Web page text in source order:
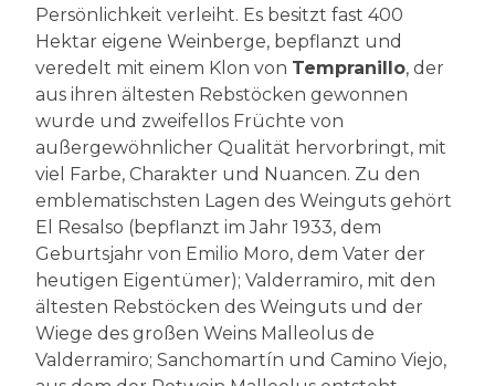
Persönlichkeit verleiht. Es besitzt fast 400
Hektar eigene Weinberge, bepflanzt und
veredelt mit einem Klon von Tempranillo, der
aus ihren ältesten Rebstöcken gewonnen
wurde und zweifellos Früchte von
außergewöhnlicher Qualität hervorbringt, mit
viel Farbe, Charakter und Nuancen. Zu den
emblematischsten Lagen des Weinguts gehört
El Resalso (bepflanzt im Jahr 1933, dem
Geburtsjahr von Emilio Moro, dem Vater der
heutigen Eigentümer); Valderramiro, mit den
ältesten Rebstöcken des Weinguts und der
Wiege des großen Weins Malleolus de
Valderramiro; Sanchomartín und Camino Viejo,